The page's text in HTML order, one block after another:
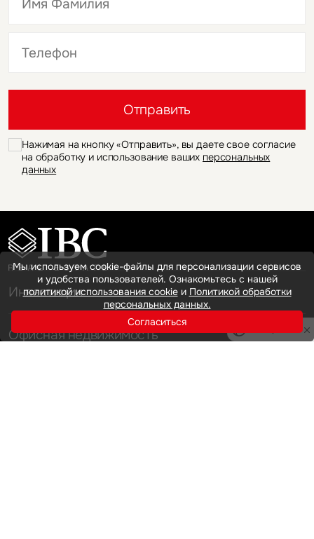
Отправить
Нажимая на кнопку «Отправить», вы даете свое согласие
на обработку и использование ваших персональных
данных
Инвестиции
Офисная недвижимость
Мы используем cookie-файлы для персонализации сервисов
и удобства пользователей. Ознакомьтесь с нашей
политикой использования cookieи Политикой обработки
персональных данных.
Согласиться